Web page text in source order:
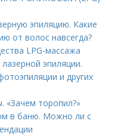
эпиляцию. Какие
от волос навсегда?
LPG-массажа
эпиляции.
и других
торопил?»
в баню. Можно ли с